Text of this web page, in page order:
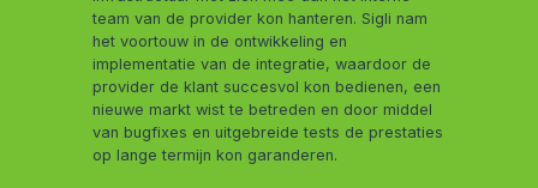
team van de provider kon hanteren. Sigli nam
het voortouw in de ontwikkeling en
implementatie van de integratie, waardoor de
provider de klant succesvol kon bedienen, een
nieuwe markt wist te betreden en door middel
van bugfixes en uitgebreide tests de prestaties
op lange termijn kon garanderen.